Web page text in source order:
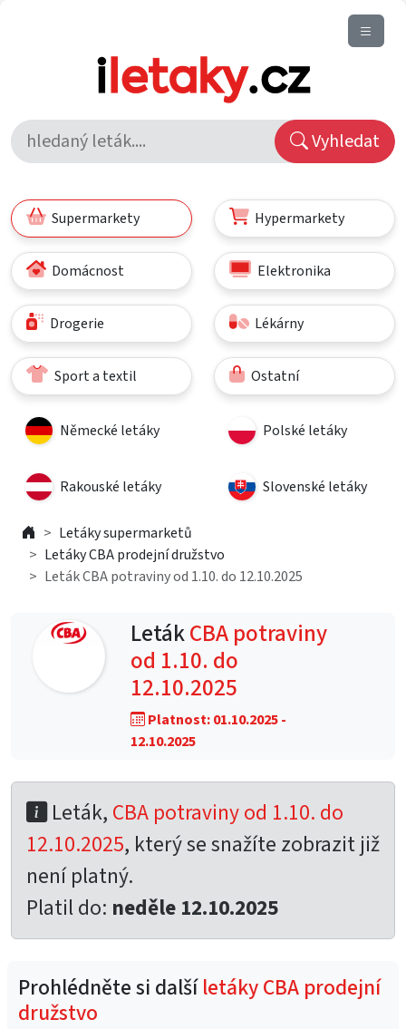
Vyhledat
Supermarkety Hypermarkety
Domácnost Elektronika
Drogerie Lékárny
Sport a textil Ostatní
Německé letáky Polské letáky
Rakouské letáky Slovenské letáky
Letáky supermarketů
Letáky CBA prodejní družstvo
Leták CBA potraviny od 1.10. do 12.10.2025
LetákCBA potraviny
od 1.10. do
12.10.2025
Platnost: 01.10.2025 -
12.10.2025
Leták, CBA potraviny od 1.10. do
12.10.2025, který se snažíte zobrazit již
není platný.
Platil do: neděle 12.10.2025
Prohlédněte si dalšíletáky CBA prodejní
družstvo